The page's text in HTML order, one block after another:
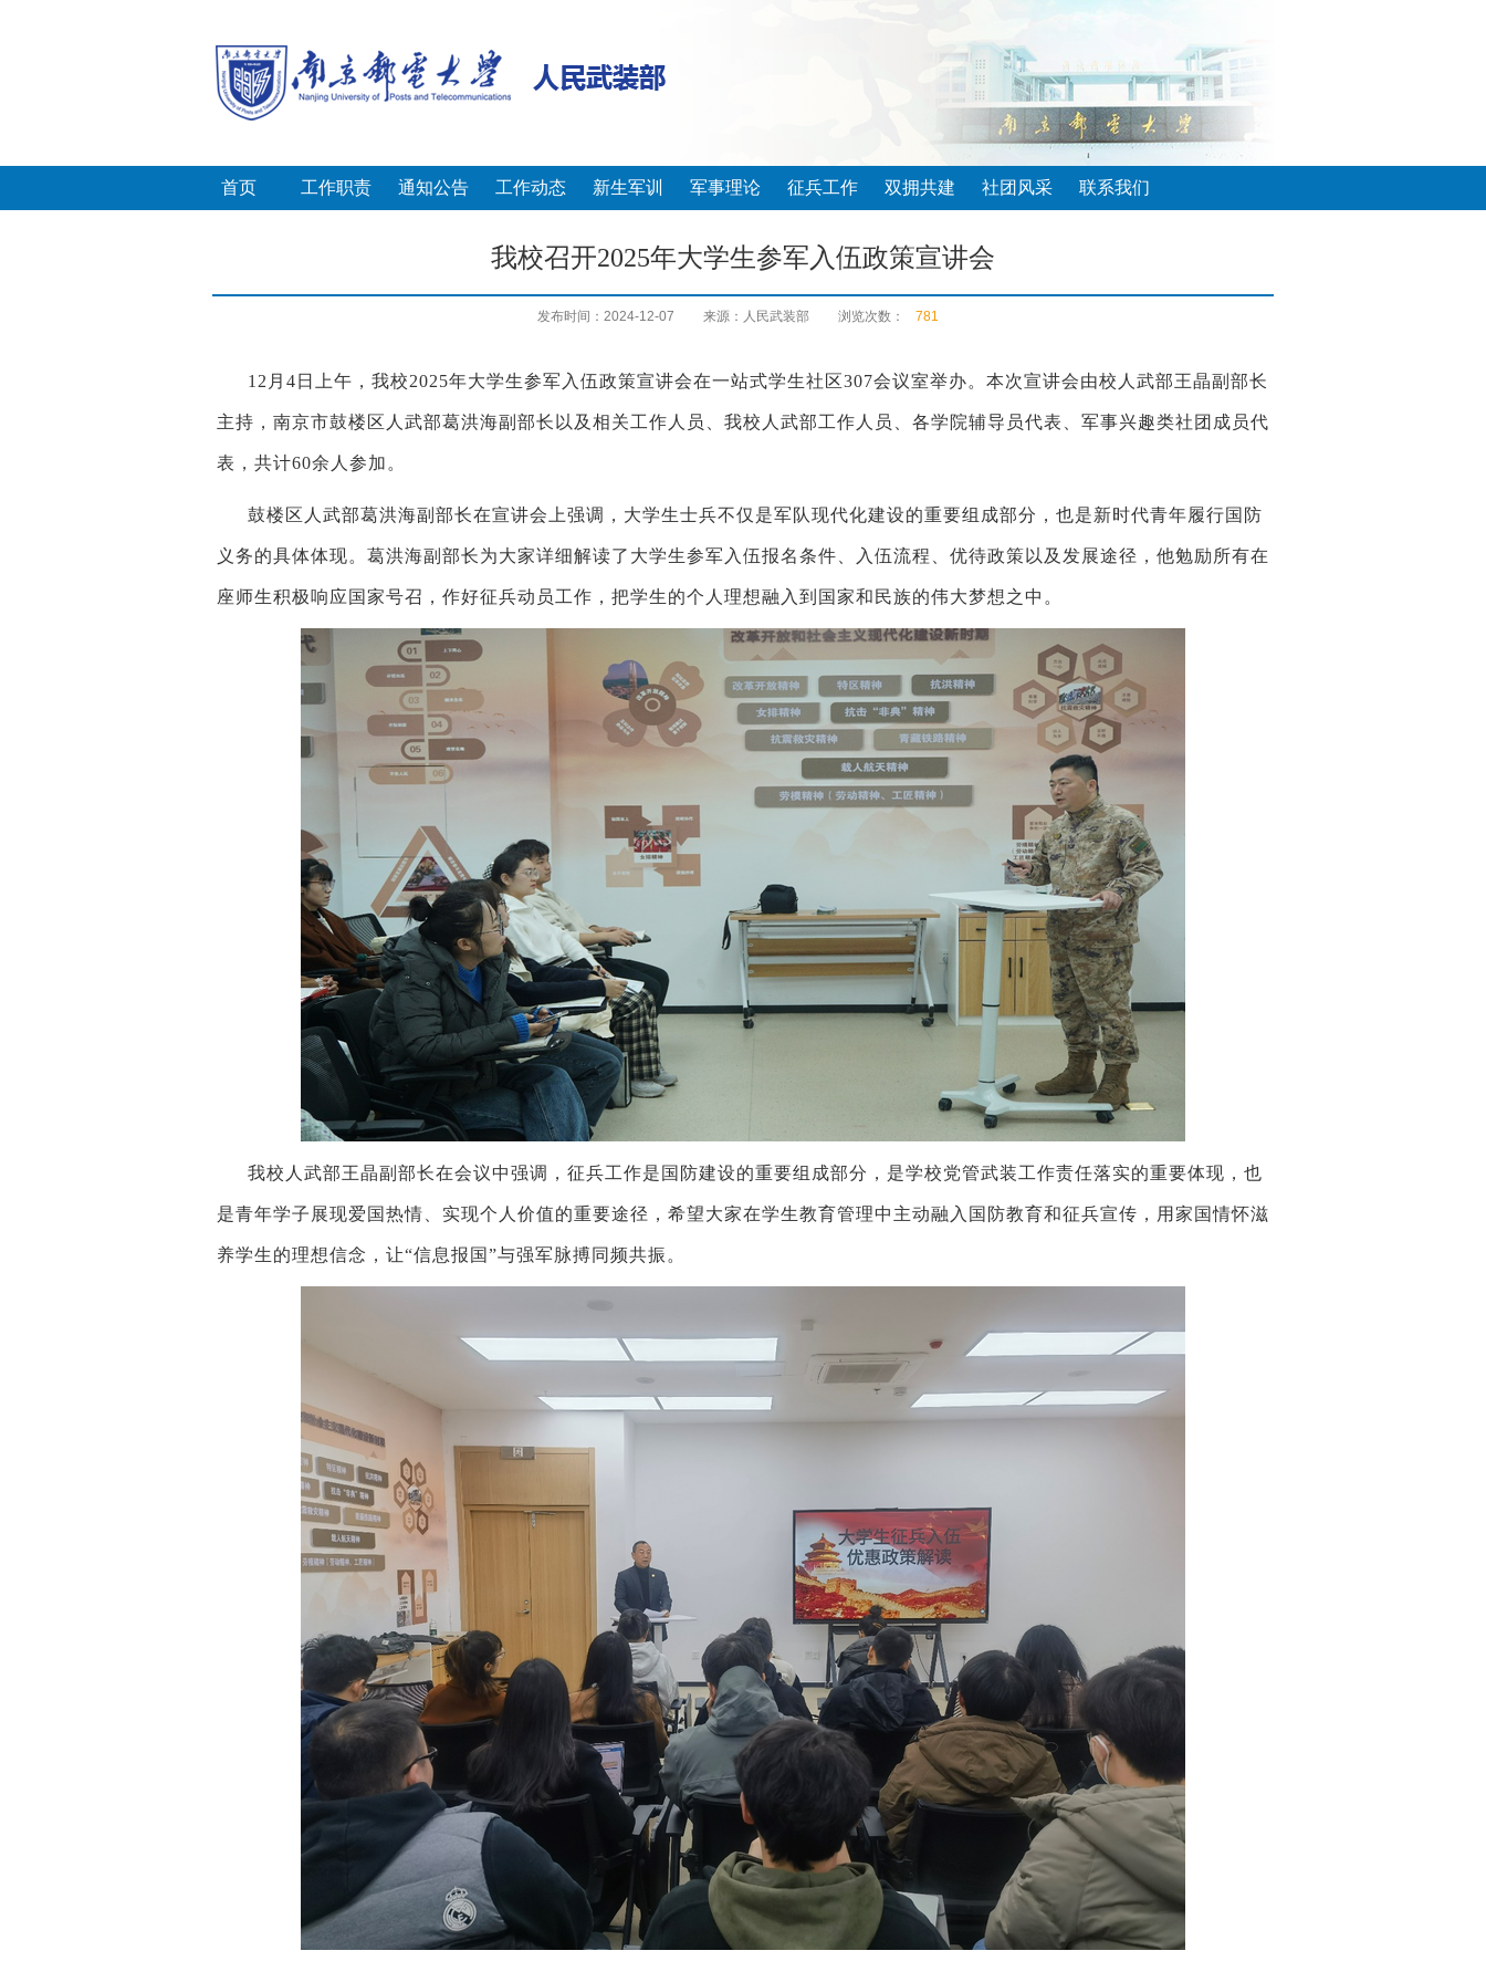
首页 工作职责 通知公告 工作动态 新生军训 军事理论 征兵工作 双拥共建 社团风采 联系我们
我校召开2025年大学生参军入伍政策宣讲会
发布时间：2024-12-07 来源：人民武装部 浏览次数： 781
12月4日上午，我校2025年大学生参军入伍政策宣讲会在一站式学生社区307会议室举办。 本次宣讲会由校人武部王晶副部长
主持 ，南京市鼓楼区人武部葛洪海副 部长以及相关工作人员、我校人武部工作人员、各学院辅导员代表、军事兴趣类社团成员代
表， 共计60余人参加。
鼓楼区人武部葛洪海副部长在宣讲会上强调，大学生士兵不仅是军队现代化建设的重要组成部分，也是新时代青年履行国防
义务的具体体现。葛洪海副部长为大家详细解读了大学生参军入伍报名条件、入伍流程、优待政策以及发展途径，他勉励所有在
座师生积极响应国家号召，作好征兵动员工作，把学生的个人理想融入到国家和民族的伟大梦想之中。
我校人武部王晶副部长在会议中强调，征兵工作是国防建设的重要组成部分，是学校党管武装工作责任落实的重要体现，也
是青年学子展现爱国热情、实现个人价值的重要途径，希望大家在学生教育管理中主动融入国防教育和征兵宣传，用 家国情怀滋
养学生的理想信念 ， 让“信息报国”与强军脉搏同频共振。